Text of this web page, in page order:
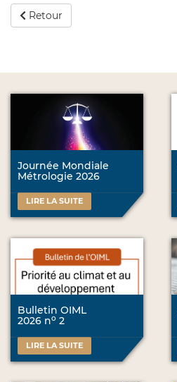
Retour
Journée Mondiale
Métrologie 2026
LIRE LA SUITE
Bulletin OIML
2026 no 2
LIRE LA SUITE